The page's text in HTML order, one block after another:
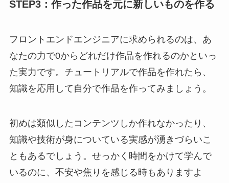
STEP3：作った作品を元に新しいものを作る
フロントエンドエンジニアに求められるのは、あ
なたの力で0からどれだけ作品を作れるのかといっ
た実力です。チュートリアルで作品を作れたら、
知識を応用して自分で作品を作ってみましょう。
初めは類似したコンテンツしか作れなかったり、
知識や技術が身についている実感が湧きづらいこ
ともあるでしょう。せっかく時間をかけて学んで
いるのに、不安や焦りを感じる時もありますよ